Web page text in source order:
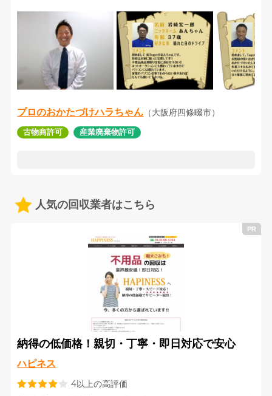
プロのおかたづけハラちゃん （大阪府四條畷市）
古物商許可 産業廃棄物許可
人気の回収業者はこちら
納得の低価格！親切・丁寧・即日対応で安心
ハピネス
4以上の高評価